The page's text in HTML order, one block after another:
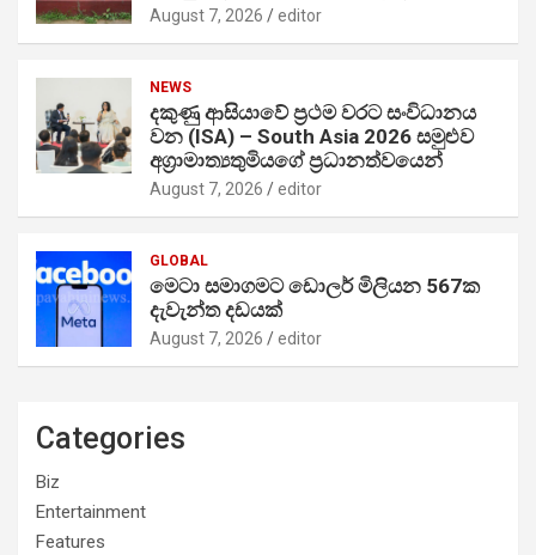
August 7, 2026 editor
NEWS
දකුණු ආසියාවේ ප්‍රථම වරට සංවිධානය
වන (ISA) – South Asia 2026 සමුළුව
අග්‍රාමාත්‍යතුමියගේ ප්‍රධානත්වයෙන්
August 7, 2026 editor
GLOBAL
මෙටා සමාගමට ඩොලර් මිලියන 567ක
දැවැන්ත දඩයක්
August 7, 2026 editor
Categories
Biz
Entertainment
Features